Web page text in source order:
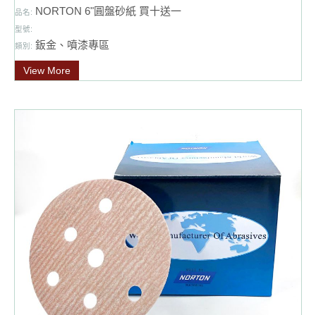
品名: NORTON 6"圓盤砂紙 買十送一
型號:
類別: 鈑金、噴漆專區
View More